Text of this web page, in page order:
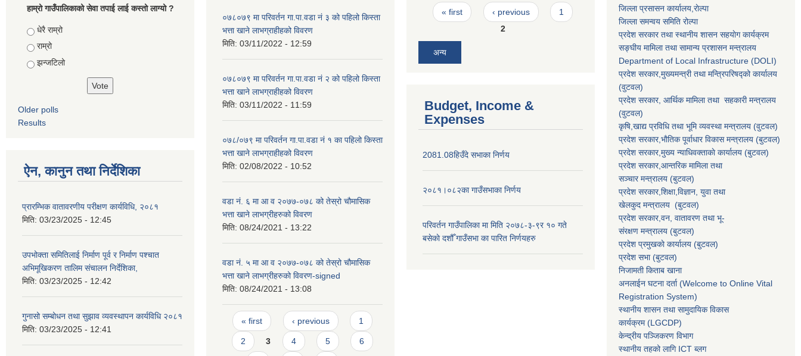
हाम्रो गाउँपालिकाको सेवा तपाई लाई कस्तो लाग्यो ?
Choices
धेरै राम्रो
राम्रो
झन्जटिलो
Older polls
Results
ऐन, कानुन तथा निर्देशिका
प्रारम्भिक वातावरणीय परीक्षण कार्यविधि, २०८१
मिति: 03/23/2025 - 12:45
उपभोक्ता समितिलाई निर्माण पूर्व र निर्माण पश्चात
अभिमूखिकरण तालिम संचालन निर्देशिका,
मिति: 03/23/2025 - 12:42
गुनासो सम्बोधन तथा सुझाव व्यवस्थापन कार्यविधि २०८१
मिति: 03/23/2025 - 12:41
०७८०७९ मा परिवर्तन गा.पा.वडा नं ३ को पहिलो किस्ता
भत्ता खाने लाभग्राहीहको विवरण
मिति: 03/11/2022 - 12:59
०७८०७९ मा परिवर्तन गा.पा.वडा नं २ को पहिलो किस्ता
भत्ता खाने लाभग्राहीहको विवरण
मिति: 03/11/2022 - 11:59
०७८/०७९ मा परिवर्तन गा.पा.वडा नं १ का पहिलो किस्ता
भत्ता खाने लाभग्राहीहको विवरण
मिति: 02/08/2022 - 10:52
वडा न‌ं. ६ मा आ व २०७७-०७८ को तेस्रो चौमासिक
भत्ता खाने लाभग्रीहरुको विवरण
मिति: 08/24/2021 - 13:22
वडा न‌ं. ५ मा आ व २०७७-०७८ को तेस्रो चौमासिक
भत्ता खाने लाभग्रीहरुको विवरण-signed
मिति: 08/24/2021 - 13:08
Pages
« first ‹ previous 1
2 3 4 5 6
Pages
« first ‹ previous
1
2
अन्य
Budget, Income &
Expenses
2081.08हिउँदे सभाका निर्णय
२०८१।०८२का गाउँसभाका निर्णय
परिवर्तन गाउँपालिका मा मिति २०७८-३-९र १० गते
बसेकाे दशौँ गाउँसभा का पारित निर्णयहरु
जिल्ला प्रसासन कार्यालय,राेल्पा
जिल्ला समन्वय समिति रोल्पा
प्रदेश सरकार तथा स्थानीय शासन सहयाेग कार्यक्रम
सङ्‍घीय मामिला तथा सामान्य प्रशासन मन्त्रालय
Department of Local Infrastructure (DOLI)
प्रदेश सरकार,मुख्यमन्त्री तथा मन्त्रिपरिषद्को कार्यालय
(वुटवल)
प्रदेश सरकार, आर्थिक मामिला तथा सहकारी मन्त्रालय
(वुटवल)
कृषि,खाद्य प्रविधि तथा भूमि व्यवस्था मन्त्रालय (वुटवल)
प्रदेश सरकार,भाैतिक पूर्वाधार विकास मन्त्रालय (बुटवल)
प्रदेश सरकार,मुख्य न्याधिवक्ताकाे कार्यालय (बुटवल)
प्रदेश सरकार,आन्तरिक मामिला तथा
सञ्चार मन्त्रालय (बुटवल)
प्रदेश सरकार,शिक्षा,विज्ञान, युवा तथा
खेलकुद मन्त्रालय (बुटवल)
प्रदेश सरकार,वन, वातावरण तथा भू-
संरक्षण मन्त्रालय (बुटवल)
प्रदेश प्रमुखकाे कार्यालय (बुटवल)
प्रदेश सभा (बुटवल)
निजामती किताब खाना
अनलाईन घटना दर्ता (Welcome to Online Vital
Registration System)
स्थानीय शासन तथा सामुदायिक विकास
कार्यक्रम (LGCDP)
केन्द्रीय पञ्जिकरण विभाग
स्थानीय तहको लागि ICT ब्लग